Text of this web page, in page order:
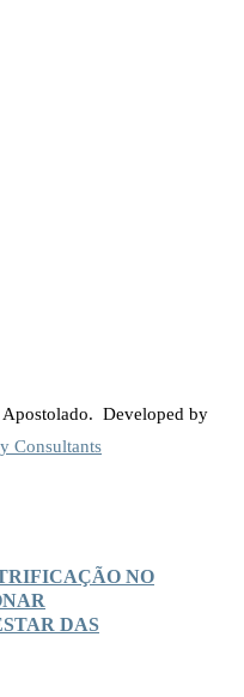
Developed by
Consultants
NO
DAS